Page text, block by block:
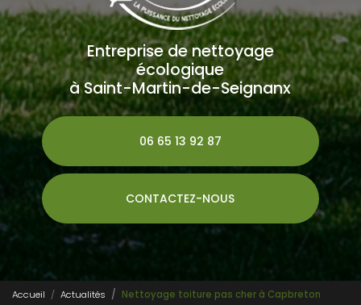
Entreprise de nettoyage
écologique
à Saint-Martin-de-Seignanx
06 65 13 92 87
CONTACTEZ-NOUS
Accueil Actualités Nettoyage toiture pas cher à Capbreton